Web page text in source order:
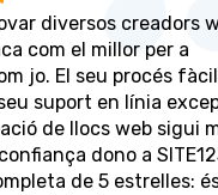
diversos creadors
com el millor per a
jo. El seu procés fàcil
suport en línia
de llocs web sigui
dono a
de 5 estrelles: